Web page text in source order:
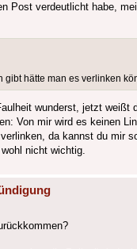
Post verdeutlicht habe,
gibt hätte man es verlinken
wunderst, jetzt weißt
Von mir wird es keinen
da kannst du mir
nicht wichtig.